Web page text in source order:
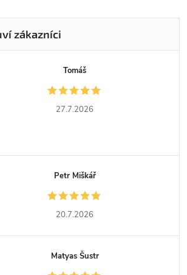
Tomáš
27.7.2026
Petr Miškář
20.7.2026
Matyas Šustr